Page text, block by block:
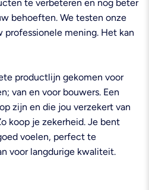
te verbeteren en nog beter
behoeften. We testen onze
professionele mening. Het kan
productlijn gekomen voor
van en voor bouwers. Een
zijn en die jou verzekert van
koop je zekerheid. Je bent
voelen, perfect te
voor langdurige kwaliteit.